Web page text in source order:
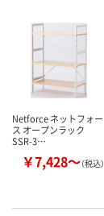
Netforce ネットフォー
ス オープンラック
SSR-3…
￥7,428～（税込）